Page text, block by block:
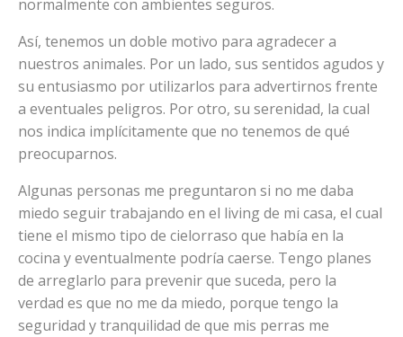
normalmente con ambientes seguros.
Así, tenemos un doble motivo para agradecer a
nuestros animales. Por un lado, sus sentidos agudos y
su entusiasmo por utilizarlos para advertirnos frente
a eventuales peligros. Por otro, su serenidad, la cual
nos indica implícitamente que no tenemos de qué
preocuparnos.
Algunas personas me preguntaron si no me daba
miedo seguir trabajando en el living de mi casa, el cual
tiene el mismo tipo de cielorraso que había en la
cocina y eventualmente podría caerse. Tengo planes
de arreglarlo para prevenir que suceda, pero la
verdad es que no me da miedo, porque tengo la
seguridad y tranquilidad de que mis perras me